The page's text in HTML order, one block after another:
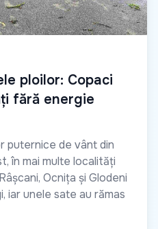
ploilor: Copaci
fără energie
puternice de vânt din
în mai multe localități
Ocnița și Glodeni
iar unele sate au rămas